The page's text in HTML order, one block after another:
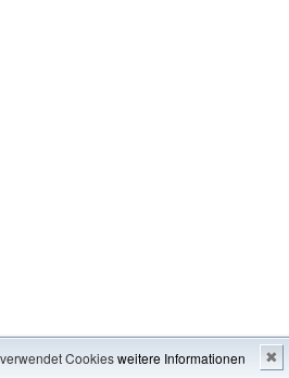
Cookiesweitere Informationen ✖
Impressum---Inhaltsverzeichnis